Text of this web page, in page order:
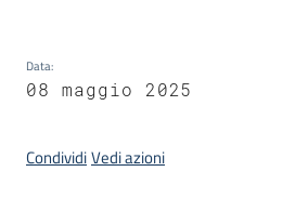
Data:
08 maggio 2025
CondividiVedi azioni